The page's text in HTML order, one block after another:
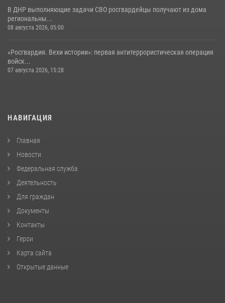
В ДНР выполняющие задачи СВО росгвардейцы получают из дома
региональны...
08 августа 2026, 05:00
«Росгвардия. Вехи истории»: первая антитеррористическая операция
войск...
07 августа 2026, 15:28
НАВИГАЦИЯ
Главная
Новости
Федеральная служба
Деятельность
Для граждан
Документы
Контакты
Герои
Карта сайта
Открытые данные